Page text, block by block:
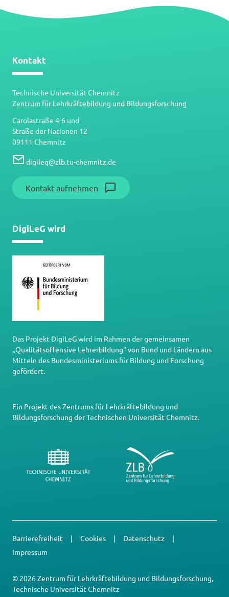
Kontakt
Technische Universität Chemnitz
Zentrum für Lehrkräftebildung und Bildungsforschung
Carolastraße 4-6 und
Straße der Nationen 12
09111 Chemnitz
digileg@zlb.tu-chemnitz.de
Kontakt aufnehmen
DigiLeG wird
Das Projekt DigiLeG wird im Rahmen der gemeinsamen
„Qualitätsoffensive Lehrerbildung“ von Bund und Ländern aus
Mitteln des Bundesministeriums für Bildung und Forschung
gefördert.
Ein Projekt desZentrums für Lehrkräftebildung und
Bildungsforschung derTechnischen Universität Chemnitz.
Barrierefreiheit Cookies
Datenschutz
Impressum
© 2026 Zentrum für Lehrkräftebildung und Bildungsforschung,
Technische Universität Chemnitz